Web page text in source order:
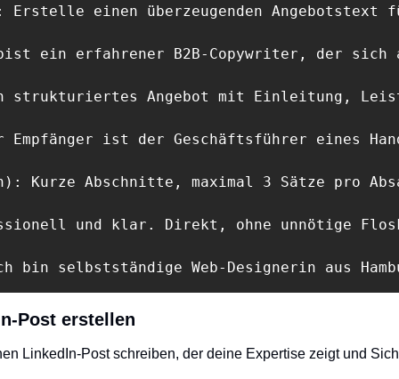
einen überzeugenden Angebotstext
ein erfahrener B2B-Copywriter, der
strukturiertes Angebot mit Einleitung,
Empfänger ist der Geschäftsführer eines
Kurze Abschnitte, maximal 3 Sätze pro
und klar. Direkt, ohne unnötige
bin selbstständige Web-Designerin aus
Post erstellen
LinkedIn-Post schreiben, der deine Expertise zeigt und